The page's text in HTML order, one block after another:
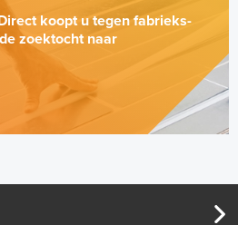
koopt u tegen fabrieks-
zoektocht naar